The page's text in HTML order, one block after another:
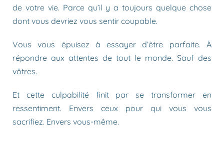
de votre vie. Parce qu’il y a toujours quelque chose
dont vous devriez vous sentir coupable.
Vous vous épuisez à essayer d’être parfaite. À
répondre aux attentes de tout le monde. Sauf des
vôtres.
Et cette culpabilité finit par se transformer en
ressentiment. Envers ceux pour qui vous vous
sacrifiez. Envers vous-même.